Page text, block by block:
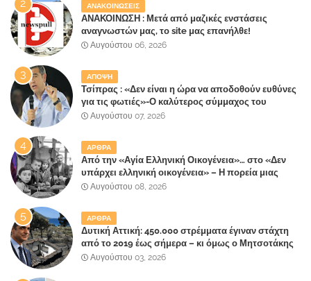
ΑΝΑΚΟΙΝΩΣΕΙΣ
ΑΝΑΚΟΙΝΩΣΗ : Μετά από μαζικές ενστάσεις
αναγνωστών μας, το site μας επανήλθε!
Αυγούστου 06, 2026
ΑΠΟΨΗ
Τσίπρας : «Δεν είναι η ώρα να αποδοθούν ευθύνες
για τις φωτιές»-Ο καλύτερος σύμμαχος του
Μητσοτάκη
Αυγούστου 07, 2026
ΑΡΘΡΑ
Από την «Αγία Ελληνική Οικογένεια»… στο «Δεν
υπάρχει ελληνική οικογένεια» – Η πορεία μιας
κοινωνίας που κινδυνεύει να ξεχάσει ποια είναι
Αυγούστου 08, 2026
ΑΡΘΡΑ
Δυτική Αττική: 450.000 στρέμματα έγιναν στάχτη
από το 2019 έως σήμερα – κι όμως ο Μητσοτάκης
έλαβε 40% και 45% στις εκλογές του 2023,ενώ 50%
Αυγούστου 03, 2026